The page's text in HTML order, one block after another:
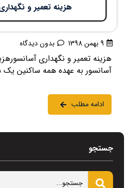
هزینه تعمیر و
9 بهمن 1398 بدون دیدگاه
هزینه تعمیر و نگهداری
آسانسور به عهده همه ساکنین
ادامه مطلب
جستجو